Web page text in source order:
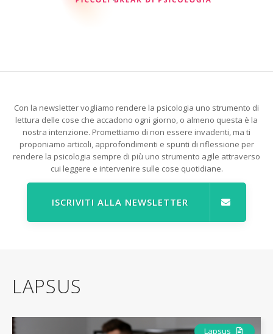
Con la newsletter vogliamo rendere la psicologia uno strumento di
lettura delle cose che accadono ogni giorno, o almeno questa è la
nostra intenzione. Promettiamo di non essere invadenti, ma ti
proponiamo articoli, approfondimenti e spunti di riflessione per
rendere la psicologia sempre di più uno strumento agile attraverso
cui leggere e intervenire sulle cose quotidiane.
ISCRIVITI ALLA NEWSLETTER
LAPSUS
Lapsus Articolo